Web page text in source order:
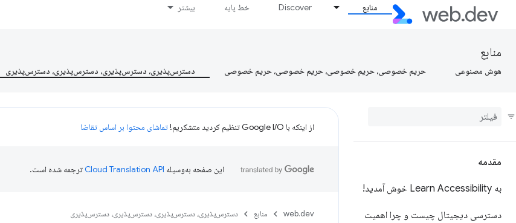
منابع Discover خط پایه بیشتر
منابع
هوش مصنوعی حریم خصوصی، حریم خصوصی، حریم خصوصی، حریم خصوصی دسترس‌پذیری، دسترس‌پذیری، دسترس‌پذیری، دسترس‌پذیری
مقدمه
به Learn Accessibility خوش آمدید!
دسترسی دیجیتال چیست و چرا اهمیت
از اینکه با Google I/O تنظیم کردید متشکریم! تماشای محتوا بر اساس تقاضا
این صفحه به‌وسیله ترجمه شده است.
web.dev منابع دسترس‌پذیری، دسترس‌پذیری، دسترس‌پذیری، دسترس‌پذیری